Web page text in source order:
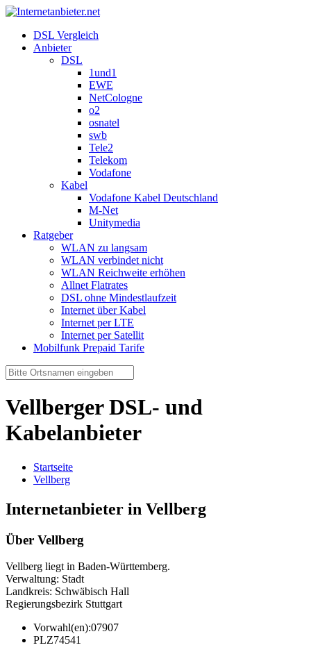
DSL Vergleich
Anbieter
DSL
1und1
EWE
NetCologne
o2
osnatel
swb
Tele2
Telekom
Vodafone
Kabel
Vodafone Kabel Deutschland
M-Net
Unitymedia
Ratgeber
WLAN zu langsam
WLAN verbindet nicht
WLAN Reichweite erhöhen
Allnet Flatrates
DSL ohne Mindestlaufzeit
Internet über Kabel
Internet per LTE
Internet per Satellit
Mobilfunk Prepaid Tarife
Vellberger DSL- und
Kabelanbieter
Startseite
Vellberg
Internetanbieter in Vellberg
Über Vellberg
Vellberg liegt in Baden-Württemberg.
Verwaltung: Stadt
Landkreis: Schwäbisch Hall
Regierungsbezirk Stuttgart
Vorwahl(en):07907
PLZ74541